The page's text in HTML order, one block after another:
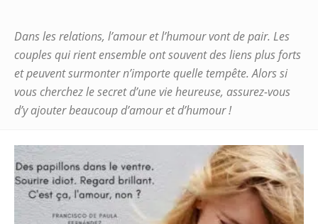
Dans les relations, l’amour et l’humour vont de pair. Les
couples qui rient ensemble ont souvent des liens plus forts
et peuvent surmonter n’importe quelle tempête. Alors si
vous cherchez le secret d’une vie heureuse, assurez-vous
d’y ajouter beaucoup d’amour et d’humour !